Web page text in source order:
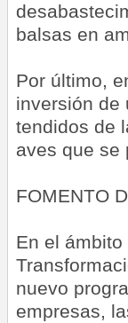
balsas en
Por último,
inversión de
tendidos de
aves que se
FOMENTO
En el
nuevo
empresas,